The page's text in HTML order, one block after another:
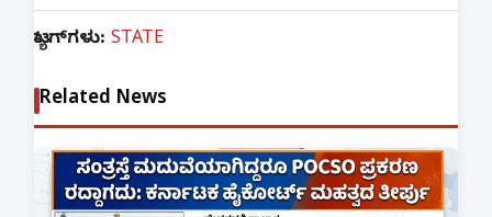
ಟ್ಯಾಗ್‌ಗಳು: STATE
Related News